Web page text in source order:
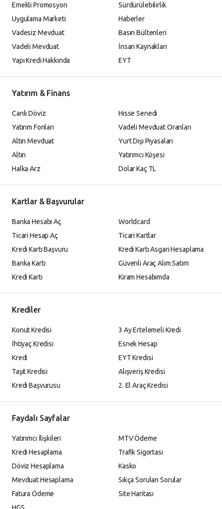
Emekli Promosyon
Uygulama Marketi
Vadesiz Mevduat
Vadeli Mevduat
Yapı Kredi Hakkında
Sürdürülebilirlik
Haberler
Basın Bültenleri
İnsan Kaynakları
EYT
Yatırım & Finans
Canlı Döviz
Yatırım Fonları
Altın Mevduat
Altın
Halka Arz
Hisse Senedi
Vadeli Mevduat Oranları
Yurt Dışı Piyasaları
Yatırımcı Köşesi
Dolar Kaç TL
Kartlar & Başvurular
Banka Hesabı Aç
Ticari Hesap Aç
Kredi Kartı Başvuru
Banka Kartı
Kredi Kartı
Worldcard
Ticari Kartlar
Kredi Kartı Asgari Hesaplama
Güvenli Araç Alım Satım
Kiram Hesabımda
Krediler
Konut Kredisi
İhtiyaç Kredisi
Kredi
Taşıt Kredisi
Kredi Başvurusu
3 Ay Ertelemeli Kredi
Esnek Hesap
EYT Kredisi
Alışveriş Kredisi
2. El Araç Kredisi
Faydalı Sayfalar
Yatırımcı İlişkileri
Kredi Hesaplama
Döviz Hesaplama
Mevduat Hesaplama
Fatura Ödeme
HGS
MTV Ödeme
Trafik Sigortası
Kasko
Sıkça Sorulan Sorular
Site Haritası